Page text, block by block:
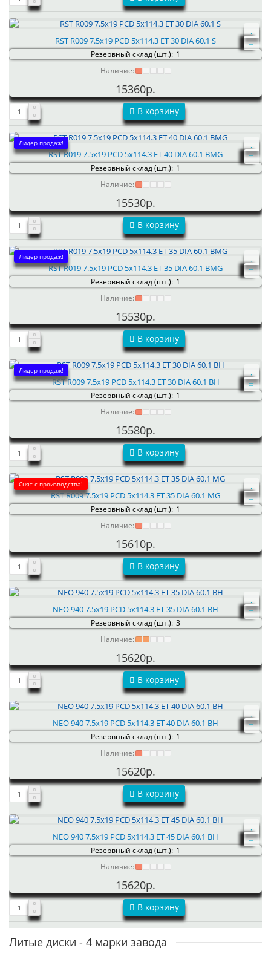
RST R009 7.5x19 PCD 5x114.3 ET 30 DIA 60.1 S
Резервный склад (шт.): 1
Наличие:
15360р.
В корзину
Лидер продаж!
RST R019 7.5x19 PCD 5x114.3 ET 40 DIA 60.1 BMG
Резервный склад (шт.): 1
Наличие:
15530р.
В корзину
Лидер продаж!
RST R019 7.5x19 PCD 5x114.3 ET 35 DIA 60.1 BMG
Резервный склад (шт.): 1
Наличие:
15530р.
В корзину
Лидер продаж!
RST R009 7.5x19 PCD 5x114.3 ET 30 DIA 60.1 BH
Резервный склад (шт.): 1
Наличие:
15580р.
В корзину
Снят с производства!
RST R009 7.5x19 PCD 5x114.3 ET 35 DIA 60.1 MG
Резервный склад (шт.): 1
Наличие:
15610р.
В корзину
NEO 940 7.5x19 PCD 5x114.3 ET 35 DIA 60.1 BH
Резервный склад (шт.): 3
Наличие:
15620р.
В корзину
NEO 940 7.5x19 PCD 5x114.3 ET 40 DIA 60.1 BH
Резервный склад (шт.): 1
Наличие:
15620р.
В корзину
NEO 940 7.5x19 PCD 5x114.3 ET 45 DIA 60.1 BH
Резервный склад (шт.): 1
Наличие:
15620р.
В корзину
Литые диски - 4 марки завода